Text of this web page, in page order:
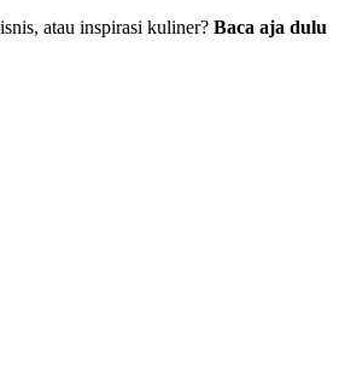
atau inspirasi kuliner? Baca aja dulu